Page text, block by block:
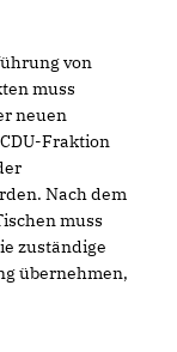
von
muss
neuen
Fraktion
Nach dem
muss
zuständige
übernehmen,